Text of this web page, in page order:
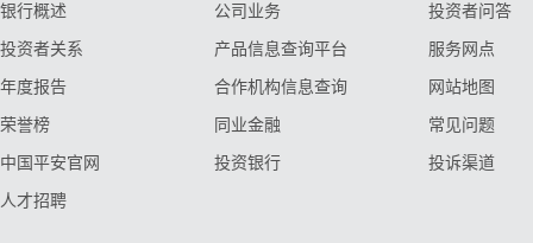
银行概述
投资者关系
年度报告
荣誉榜
中国平安官网
人才招聘
公司业务
产品信息查询平台
合作机构信息查询
同业金融
投资银行
投资者问答
服务网点
网站地图
常见问题
投诉渠道